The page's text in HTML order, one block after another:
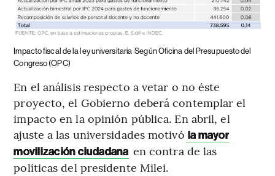
Impacto fiscal de la ley universitaria Según Oficina del Presupuesto del
Congreso (OPC)
En el análisis respecto a vetar o no éste
proyecto, el Gobierno deberá contemplar el
impacto en la opinión pública. En abril, el
ajuste a las universidades motivó la mayor
movilización ciudadana en contra de las
políticas del presidente Milei.